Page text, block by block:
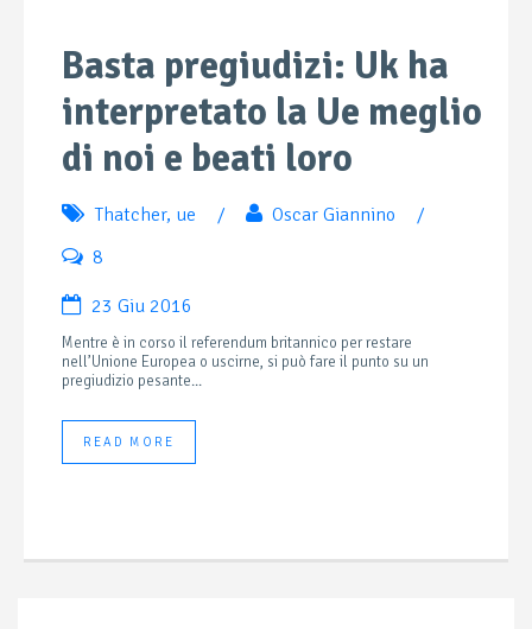
Basta pregiudizi: Uk ha
interpretato la Ue meglio
di noi e beati loro
Thatcher, ue / Oscar Giannino
/
8
23 Giu 2016
Mentre è in corso il referendum britannico per restare
nell’Unione Europea o uscirne, si può fare il punto su un
pregiudizio pesante...
READ MORE